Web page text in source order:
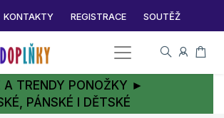
KONTAKTY REGISTRACE SOUTĚŽ
A TRENDY PONOŽKY ►
PÁNSKÉ I DĚTSKÉ